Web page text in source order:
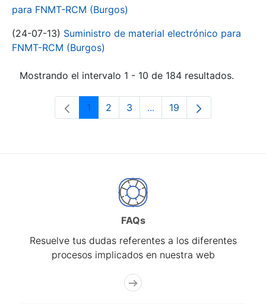
para FNMT-RCM (Burgos)
(24-07-13) Suministro de material electrónico para
FNMT-RCM (Burgos)
Mostrando el intervalo 1 - 10 de 184 resultados.
Página
1 Página
2 Página
3 ...Páginas intermedias Use
Página
19
FAQs
Resuelve tus dudas referentes a los diferentes
procesos implicados en nuestra web